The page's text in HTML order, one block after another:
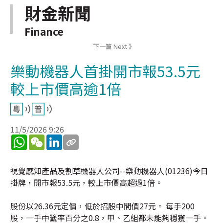
財金新聞
Finance
下一篇 Next 》
樂動機器人首掛開市報53.5元
較上市價高逾1倍
11/5/2026 9:26
WhatsApp
WeChatLinkedIn
視覺感知產品及割草機器人公司--樂動機器人(01236)今日
掛牌，開市報53.5元，較上市價高超過1倍。
股份以26.36元定價，低於招股中間價27元。 每手200
股，一手中籤率百分之0.8，甲、乙組都未能夠穩獲一手。